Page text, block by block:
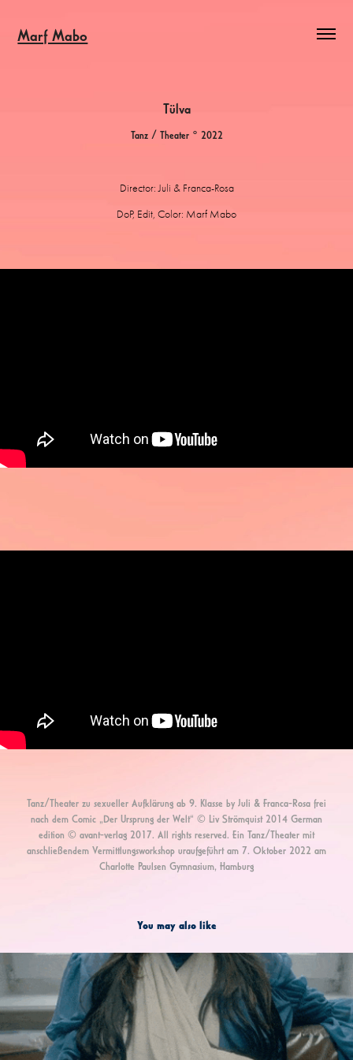
Marf Mabo
Tülva
Tanz / Theater ° 2022
Director: Juli & Franca-Rosa
DoP, Edit, Color: Marf Mabo
Tanz/Theater zu sexueller Aufklärung ab 9. Klasse by Juli & Franca-Rosa frei
nach dem Comic „Der Ursprung der Welt“ © Liv Strömquist 2014 German
edition © avant-verlag 2017. All rights reserved. Ein Tanz/Theater mit
anschließendem Vermittlungsworkshop uraufgeführt am 7. Oktober 2022 am
Charlotte Paulsen Gymnasium, Hamburg
You may also like